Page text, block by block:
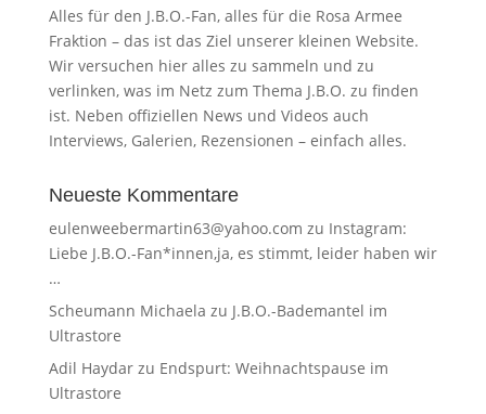
Alles für den J.B.O.-Fan, alles für die Rosa Armee
Fraktion – das ist das Ziel unserer kleinen Website.
Wir versuchen hier alles zu sammeln und zu
verlinken, was im Netz zum Thema J.B.O. zu finden
ist. Neben offiziellen News und Videos auch
Interviews, Galerien, Rezensionen – einfach alles.
Neueste Kommentare
eulenweebermartin63@yahoo.com zu Instagram:
Liebe J.B.O.-Fan*innen,ja, es stimmt, leider haben wir
…
Scheumann Michaela zu J.B.O.-Bademantel im
Ultrastore
Adil Haydarzu Endspurt: Weihnachtspause im
Ultrastore